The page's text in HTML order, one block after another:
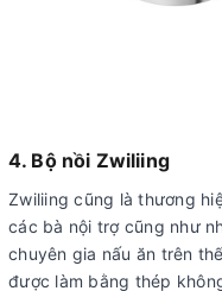
4. Bộ nồi Zwiliing
Zwiliing cũng là thương
các bà nội trợ cũng như
chuyên gia nấu ăn trên
được làm bằng thép